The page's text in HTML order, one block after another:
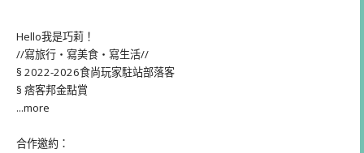
Hello我是巧莉！
//寫旅行・寫美食・寫生活//
§ 2022-2026食尚玩家駐站部落客
§ 痞客邦金點賞
...more
合作邀約：